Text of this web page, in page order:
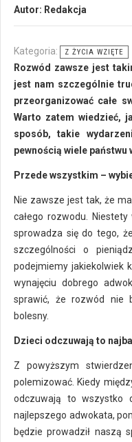
Autor: Redakcja
Kategoria: Z ŻYCIA WZIĘTE
Rozwód zawsze jest
jest nam szczególnie
przeorganizować całe
Warto zatem wiedzieć,
sposób, takie
pewnością wiele państwu
Przede wszystkim –
Nie zawsze jest tak, że
całego rozwodu.
sprowadza się do tego,
szczególności o
podejmiemy jakiekolwiek
wynajęciu dobrego
sprawić, że rozwód nie
bolesny.
Dzieci odczuwają to
Z powyższym
polemizować. Kiedy
odczuwają to wszystko
najlepszego adwokata,
będzie prowadził naszą